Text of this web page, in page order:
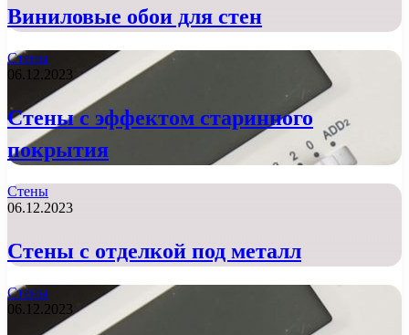
Виниловые обои для стен
Стены
06.12.2023
Стены с эффектом старинного
покрытия
Стены
06.12.2023
Стены с отделкой под металл
Стены
06.12.2023